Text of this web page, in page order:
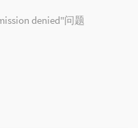
denied"问题